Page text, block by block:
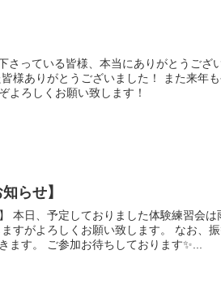
っている皆様、本当にありがとうござ
様ありがとうございました！ また来年
よろしくお願い致します！
らせ】
本日、予定しておりました体験練習会
すがよろしくお願い致します。 なお、
ます。 ご参加お待ちしております✨...